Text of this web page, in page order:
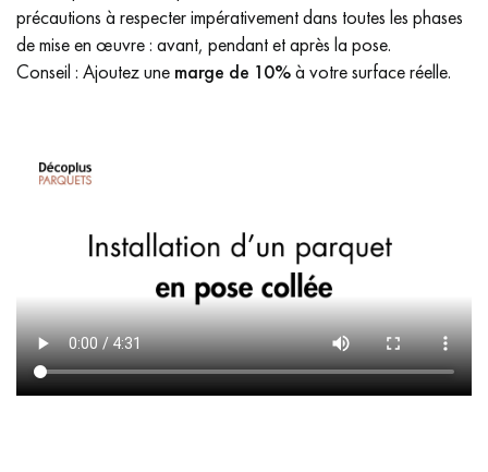
précautions à respecter impérativement dans toutes les phases
de mise en œuvre : avant, pendant et après la pose.
Conseil : Ajoutez une marge de 10%à votre surface réelle.